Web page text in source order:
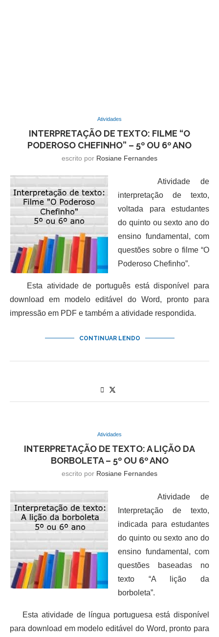
Atividades
INTERPRETAÇÃO DE TEXTO: FILME “O
PODEROSO CHEFINHO” – 5º OU 6º ANO
escrito por Rosiane Fernandes
Atividade de
interpretação de texto,
voltada para estudantes
do quinto ou sexto ano do
ensino fundamental, com
questões sobre o filme “O
Poderoso Chefinho”.
Esta atividade de português está disponível para
download em modelo editável do Word, pronto para
impressão em PDF e também a atividade respondida.
CONTINUAR LENDO
Atividades
INTERPRETAÇÃO DE TEXTO: A LIÇÃO DA
BORBOLETA – 5º OU 6º ANO
escrito por Rosiane Fernandes
Atividade de
Interpretação de texto,
indicada para estudantes
do quinto ou sexto ano do
ensino fundamental, com
questões baseadas no
texto “A lição da
borboleta”.
Esta atividade de língua portuguesa está disponível
para download em modelo editável do Word, pronto para